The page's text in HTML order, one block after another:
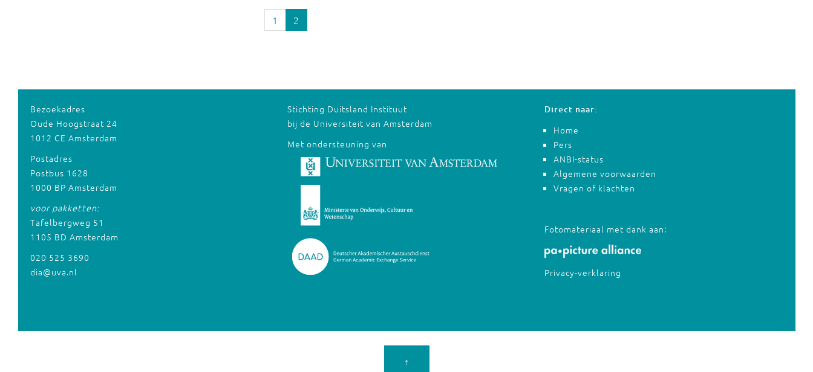
1 2
Bezoekadres
Oude Hoogstraat 24
1012 CE Amsterdam
Postadres
Postbus 1628
1000 BP Amsterdam
voor pakketten:
Tafelbergweg 51
1105 BD Amsterdam
020 525 3690
dia@uva.nl
Stichting Duitsland Instituut
bij de Universiteit van Amsterdam
Met ondersteuning van
Direct naar:
Home
Pers
ANBI-status
Algemene voorwaarden
Vragen of klachten
Fotomateriaal met dank aan:
Privacy-verklaring
↑